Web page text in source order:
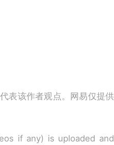
表该作者观点。网易仅提供
if any) is uploaded and